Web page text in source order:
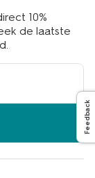
10%
de laatste
Feedback